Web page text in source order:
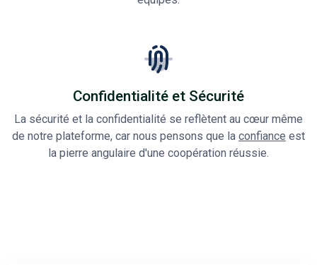
Confidentialité et Sécurité
La sécurité et la confidentialité se reflètent au cœur même
de notre plateforme, car nous pensons que la confiance est
la pierre angulaire d'une coopération réussie.